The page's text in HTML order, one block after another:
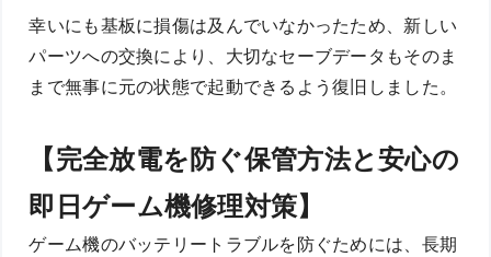
幸いにも基板に損傷は及んでいなかったため、新しい
パーツへの交換により、大切なセーブデータもそのま
まで無事に元の状態で起動できるよう復旧しました。
【完全放電を防ぐ保管方法と安心の
即日ゲーム機修理対策】
ゲーム機のバッテリートラブルを防ぐためには、長期